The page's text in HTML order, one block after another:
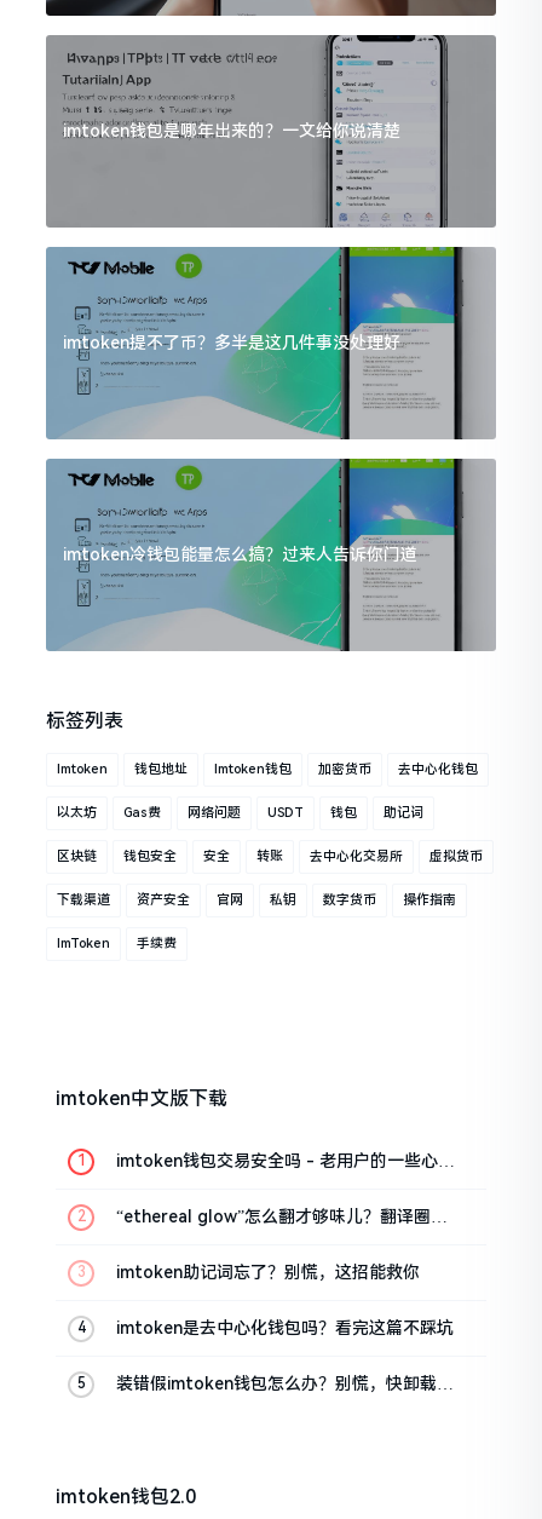
imtoken钱包是哪年出来的？一文给你说清楚
imtoken提不了币？多半是这几件事没处理好
imtoken冷钱包能量怎么搞？过来人告诉你门道
标签列表
Imtoken 钱包地址 Imtoken钱包 加密货币 去中心化钱包
以太坊 Gas费 网络问题 USDT 钱包 助记词
区块链 钱包安全 安全 转账 去中心化交易所 虚拟货币
下载渠道 资产安全 官网 私钥 数字货币 操作指南
ImToken 手续费
imtoken中文版下载
imtoken钱包交易安全吗 - 老用户的一些心里
“ethereal glow”怎么翻才够味儿？翻译圈老
imtoken助记词忘了？别慌，这招能救你
imtoken是去中心化钱包吗？看完这篇不踩坑
装错假imtoken钱包怎么办？别慌，快卸载，
imtoken钱包2.0